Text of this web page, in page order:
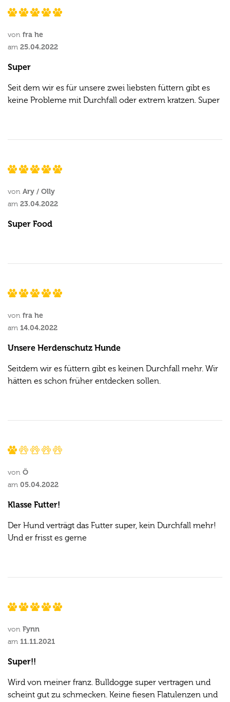
von fra he
am 25.04.2022
Super
Seit dem wir es für unsere zwei liebsten füttern gibt es
keine Probleme mit Durchfall oder extrem kratzen. Super
von Ary / Olly
am 23.04.2022
Super Food
von fra he
am 14.04.2022
Unsere Herdenschutz Hunde
Seitdem wir es füttern gibt es keinen Durchfall mehr. Wir
hätten es schon früher entdecken sollen.
von Ö
am 05.04.2022
Klasse Futter!
Der Hund verträgt das Futter super, kein Durchfall mehr!
Und er frisst es gerne
von Fynn
am 11.11.2021
Super!!
Wird von meiner franz. Bulldogge super vertragen und
scheint gut zu schmecken. Keine fiesen Flatulenzen und